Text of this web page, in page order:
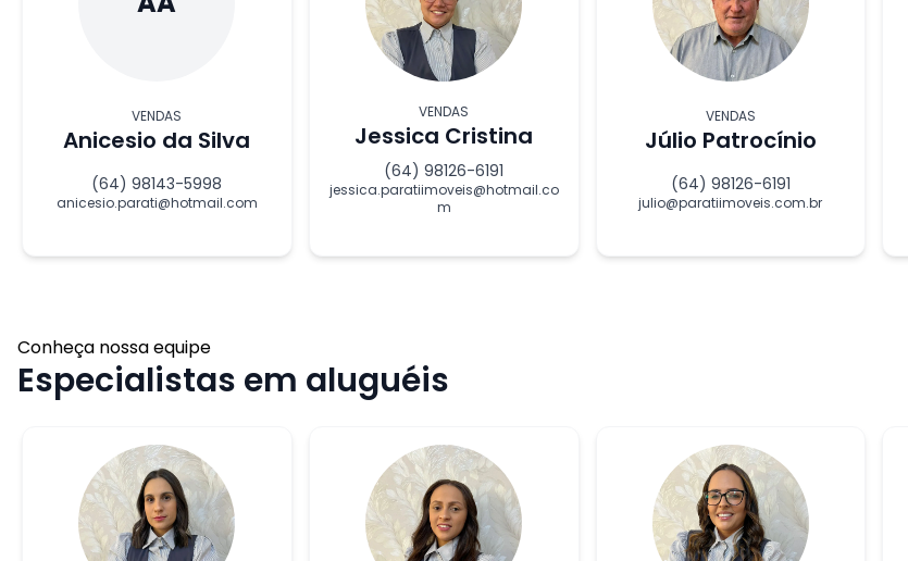
VENDAS
Anicesio da Silva
(64) 98143-5998
anicesio.parati@hotmail.com
VENDAS
Jessica Cristina
(64) 98126-6191
jessica.paratiimoveis@hotmail.co
m
VENDAS
Júlio Patrocínio
(64) 98126-6191
julio@paratiimoveis.com.br
Conheça nossa equipe
Especialistas em aluguéis